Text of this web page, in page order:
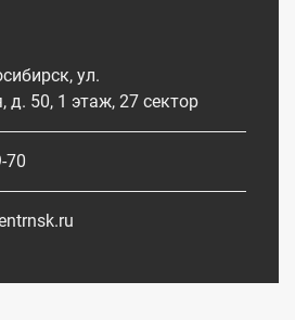
ул.
д. 50, 1 этаж, 27 сектор
70